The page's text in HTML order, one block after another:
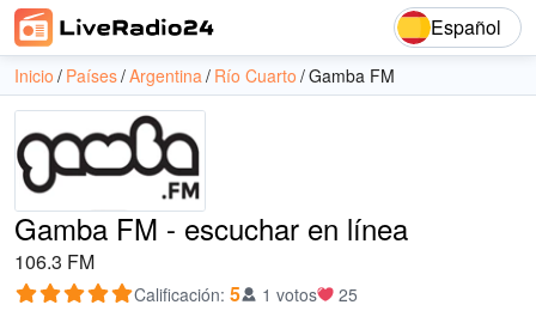
Español
Inicio Países Argentina Río Cuarto Gamba FM
Gamba FM - escuchar en línea
106.3 FM
Calificación: 5 1 votos 25